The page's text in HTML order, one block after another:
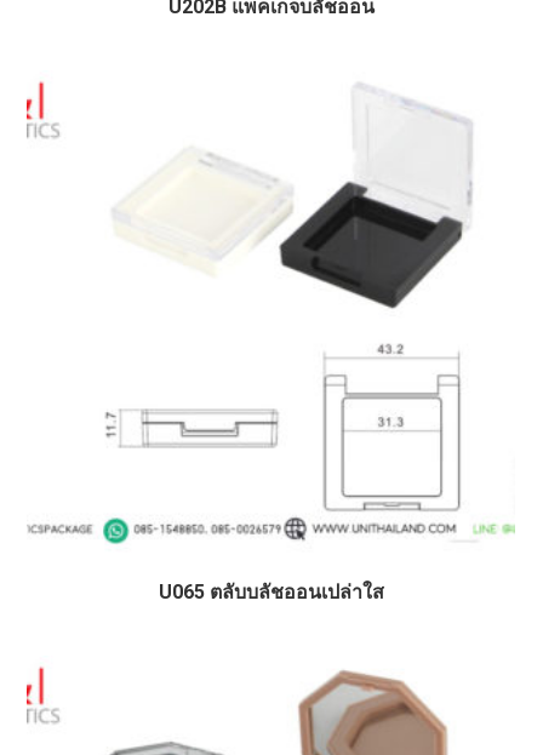
U202B แพคเกจบลัชออน
U065 ตลับบลัชออนเปล่าใส